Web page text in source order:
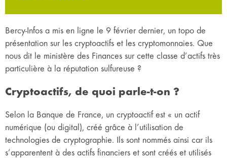
Bercy-Infos a mis en ligne le 9 février dernier, un topo de
présentation sur les cryptoactifs et les cryptomonnaies. Que
nous dit le ministère des Finances sur cette classe d’actifs très
particulière à la réputation sulfureuse ?
Cryptoactifs, de quoi parle-t-on ?
Selon la Banque de France, un cryptoactif est « un actif
numérique (ou digital), créé grâce à l’utilisation de
technologies de cryptographie. Ils sont nommés ainsi car ils
s’apparentent à des actifs financiers et sont créés et utilisés